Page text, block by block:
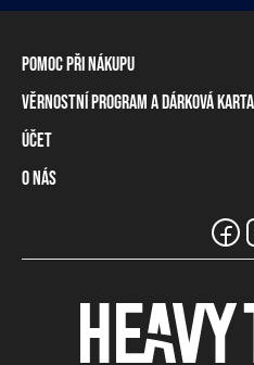
Pomoc při nákupu
Informace o dopravě
Způsoby platby
Tabulka rozměrů
Věrnostní program a dárková karta
Věrnostní program
Dárková karta
Účet
Přihlášení / Registrace
O nás